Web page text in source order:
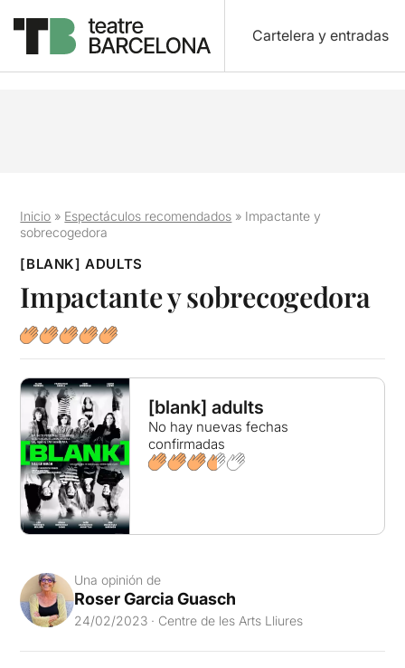
Cartelera y entradas
Inicio » Espectáculos recomendados » Impactante y
sobrecogedora
[BLANK] ADULTS
Impactante y sobrecogedora
[blank] adults
No hay nuevas fechas
confirmadas
Una opinión de
Roser Garcia Guasch
24/02/2023 · Centre de les Arts Lliures